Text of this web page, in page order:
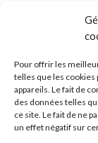
Pour offrir les
telles que les
appareils. Le fait de
des données telles
ce site. Le fait de ne
un effet négatif sur